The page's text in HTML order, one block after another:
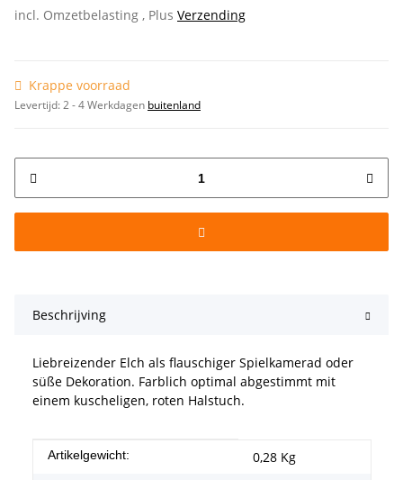
incl. Omzetbelasting , Plus Verzending
Krappe voorraad
Levertijd:2 - 4 Werkdagen buitenland
Beschrijving
Liebreizender Elch als flauschiger Spielkamerad oder
süße Dekoration. Farblich optimal abgestimmt mit
einem kuscheligen, roten Halstuch.
#productDetails.itemInformation#
#productDetails.itemValue#
Artikelgewicht: 0,28 Kg